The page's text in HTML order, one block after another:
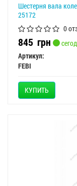
Шестерня вала
25172
0
845 грн
Артикул:
FEBI
КУПИТЬ